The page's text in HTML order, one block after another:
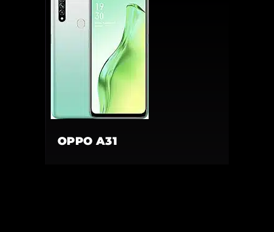
OPPO A31